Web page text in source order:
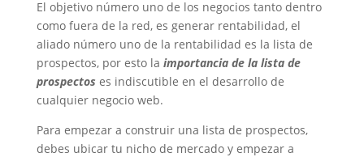
El objetivo número uno de los negocios tanto dentro
como fuera de la red, es generar rentabilidad, el
aliado número uno de la rentabilidad es la lista de
prospectos, por esto la importancia de la lista de
prospectos es indiscutible en el desarrollo de
cualquier negocio web.
Para empezar a construir una lista de prospectos,
debes ubicar tu nicho de mercado y empezar a